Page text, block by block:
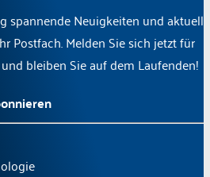
spannende Neuigkeiten und aktuelle
Postfach. Melden Sie sich jetzt für
bleiben Sie auf dem Laufenden!